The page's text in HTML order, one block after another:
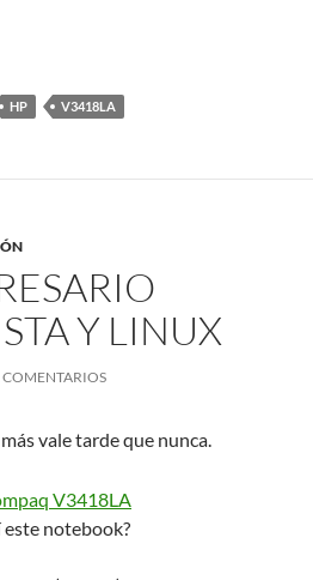
HP V3418LA
Y LINUX
COMENTARIOS
vale tarde que nunca.
notebook?